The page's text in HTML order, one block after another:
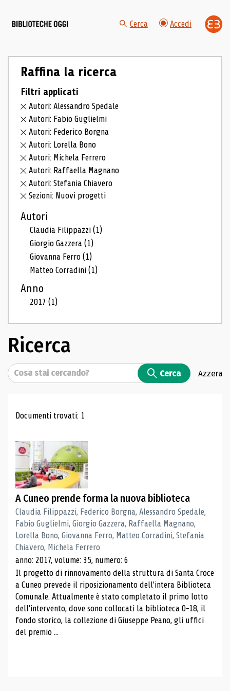
Cerca Accedi
Raffina la ricerca
Filtri applicati
Autori: Alessandro Spedale
Autori: Fabio Guglielmi
Autori: Federico Borgna
Autori: Lorella Bono
Autori: Michela Ferrero
Autori: Raffaella Magnano
Autori: Stefania Chiavero
Sezioni: Nuovi progetti
Autori
Claudia Filippazzi(1)
Giorgio Gazzera(1)
Giovanna Ferro(1)
Matteo Corradini(1)
Anno
2017(1)
Ricerca
Cerca Cerca Azzera
Risultati di ricerca
Documenti trovati: 1
A Cuneo prende forma la nuova biblioteca
Claudia Filippazzi, Federico Borgna, Alessandro Spedale,
Fabio Guglielmi, Giorgio Gazzera, Raffaella Magnano,
Lorella Bono, Giovanna Ferro, Matteo Corradini, Stefania
Chiavero, Michela Ferrero
anno: 2017, volume: 35, numero: 6
Il progetto di rinnovamento della struttura di Santa Croce
a Cuneo prevede il riposizionamento dell'intera Biblioteca
Comunale. Attualmente è stato completato il primo lotto
dell'intervento, dove sono collocati la biblioteca 0-18, il
fondo storico, la collezione di Giuseppe Peano, gli uffici
del premio ...